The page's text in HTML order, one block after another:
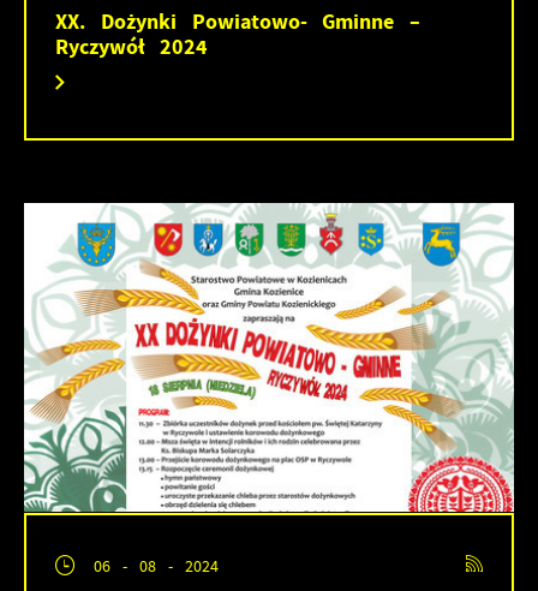
XX. Dożynki Powiatowo- Gminne –
Ryczywół 2024
06 - 08 - 2024